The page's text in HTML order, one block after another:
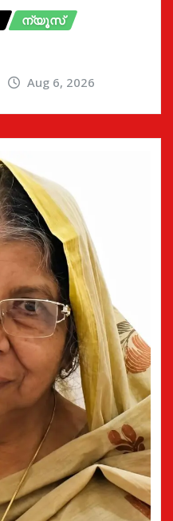
ന്യൂസ്
Aug 6, 2026